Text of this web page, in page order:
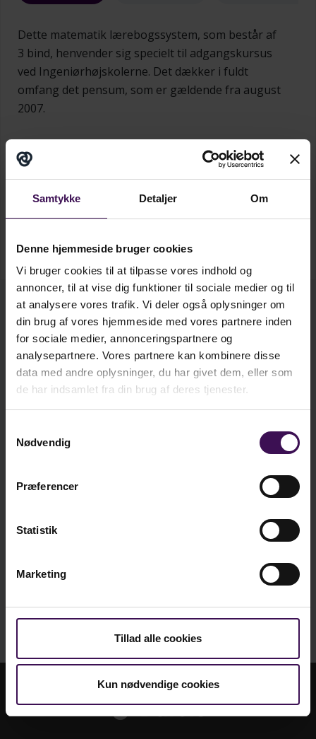
Samtykke Detaljer Om
Denne hjemmeside bruger cookies
Vi bruger cookies til at tilpasse vores indhold og
annoncer, til at vise dig funktioner til sociale medier og til
at analysere vores trafik. Vi deler også oplysninger om
din brug af vores hjemmeside med vores partnere inden
for sociale medier, annonceringspartnere og
analysepartnere. Vores partnere kan kombinere disse
data med andre oplysninger, du har givet dem, eller som
de har indsamlet fra din brug af deres tjenester.
Nødvendig
Præferencer
Statistik
Marketing
Tillad alle cookies
Kun nødvendige cookies
Dette matematik lærebogssystem, som består af
3 bind, henvender sig specielt til adgangskursus
ved Ingeniørhøjskolerne. Det dækker i fuldt
omfang det pensum, som er gældende fra august
2007.
Polynomier
Integralregning 1 - introduktion
Diverse supplerende stof
kr.337,25
ekskl. moms
kr.421,56
inkl. moms